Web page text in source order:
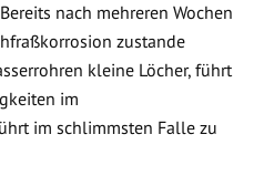
nach mehreren Wochen
zustande
kleine Löcher, führt
im
im schlimmsten Falle zu